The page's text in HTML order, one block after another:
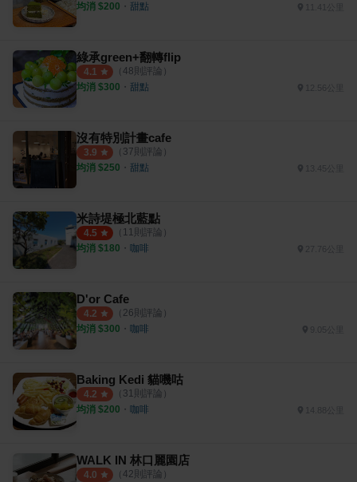
均消 $200 ・ 甜點 11.41公里
綠承green+翻轉flip
4.1 （ 48則評論）
均消 $300 ・ 甜點 12.56公里
沒有特別計畫cafe
3.9 （ 37則評論）
均消 $250 ・ 甜點 13.45公里
米詩堤極北藍點
4.5 （ 11則評論）
均消 $180 ・ 咖啡
D'or Cafe
4.2 （ 26則評論）
均消 $300 ・ 咖啡 9.05公里
Baking Kedi 貓嘰咕
4.2 （ 31則評論）
均消 $200 ・ 咖啡 14.88公里
WALK IN 林口麗園店
4.0 （ 42則評論）